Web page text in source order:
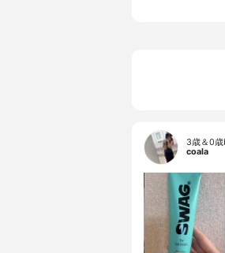
3歳＆0
coala